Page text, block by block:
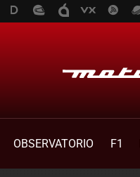
OBSERVATORIO F1